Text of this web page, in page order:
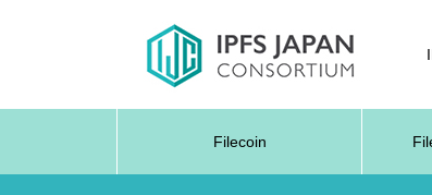
Filecoin